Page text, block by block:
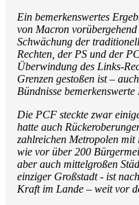
Ein bemerkenswertes
von Macron
Schwächung der
Rechten, der PS und der
Überwindung des Links-
Grenzen gestoßen ist –
Bündnisse bemerkenswerte
Die PCF steckte zwar
hatte auch
zahlreichen Metropolen
wie vor über 200
aber auch mittelgroßen
einziger Großstadt - ist
Kraft im Lande – weit vor